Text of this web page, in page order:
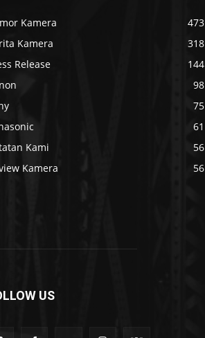
Kamera
473
Kamera
318
Release
144
98
75
61
Kami
56
Kamera
56
US